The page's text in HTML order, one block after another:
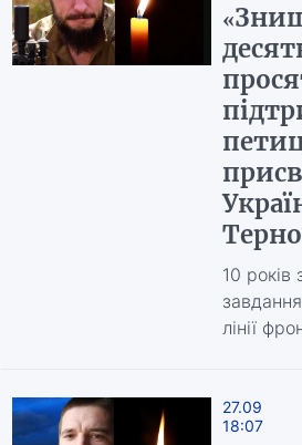
10 років
лінії
27.09
18:07